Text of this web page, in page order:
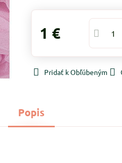
1 €
Pridať k Obľúbeným
Popis